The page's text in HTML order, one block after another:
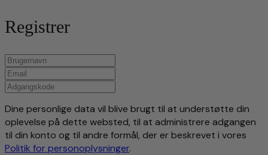
Registrer
Dine personlige data vil blive brugt til at understøtte din
oplevelse på dette websted, til at administrere adgangen
til din konto og til andre formål, der er beskrevet i vores
Politik for personoplysninger.